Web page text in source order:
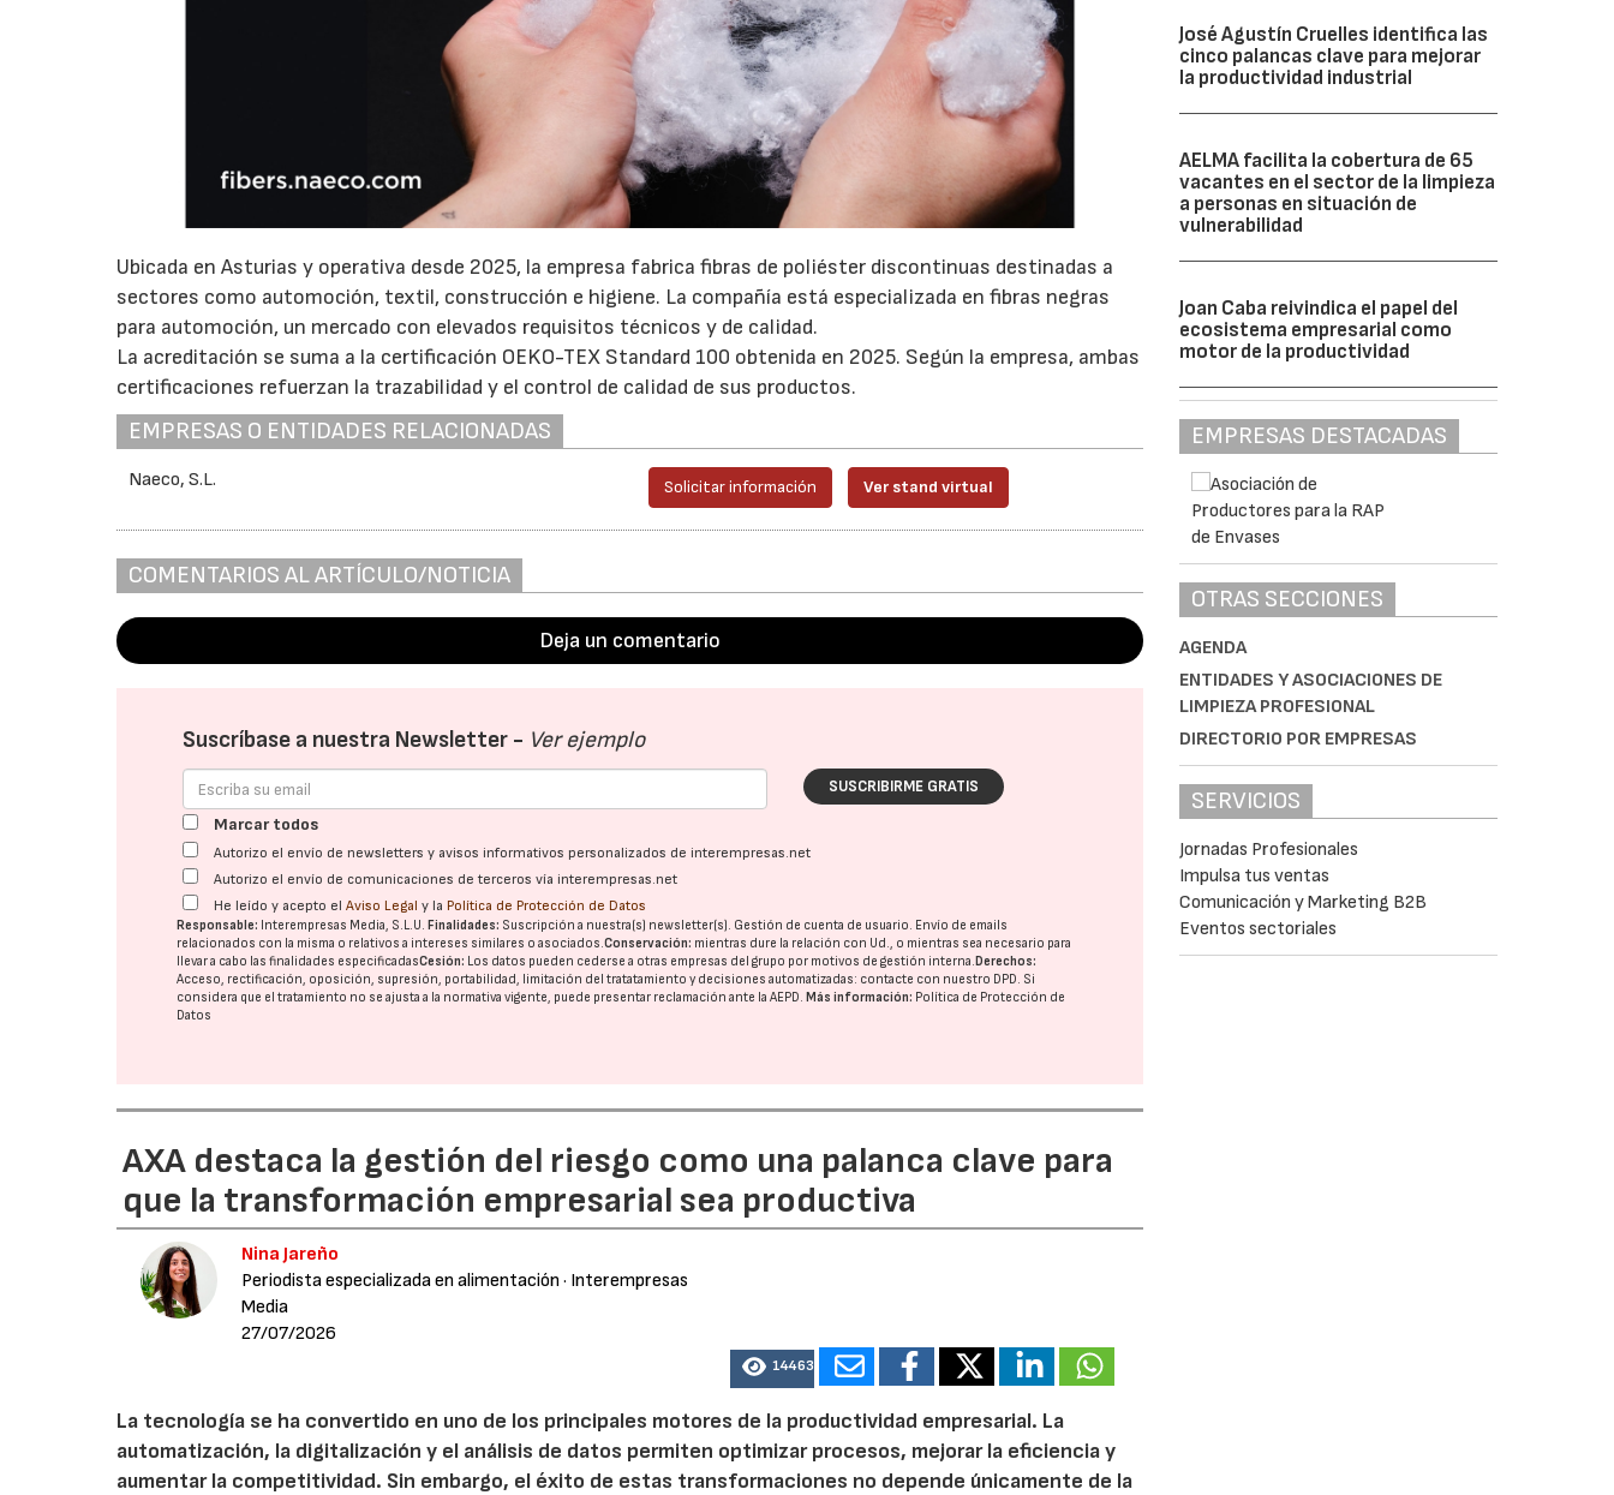
Ubicada en Asturias y operativa desde 2025, la empresa fabrica fibras de poliéster discontinuas destinadas a
sectores como automoción, textil, construcción e higiene. La compañía está especializada en fibras negras
para automoción, un mercado con elevados requisitos técnicos y de calidad.
La acreditación se suma a la certificación OEKO-TEX Standard 100 obtenida en 2025. Según la empresa, ambas
certificaciones refuerzan la trazabilidad y el control de calidad de sus productos.
EMPRESAS O ENTIDADES RELACIONADAS
Naeco, S.L. Solicitar información Ver stand virtual
COMENTARIOS AL ARTÍCULO/NOTICIA
Deja un comentario
Suscríbase a nuestra Newsletter - Ver ejemplo
SUSCRIBIRME GRATIS
Marcar todos
Autorizo el envío de newsletters y avisos informativos personalizados de interempresas.net
Autorizo el envío de comunicaciones de terceros vía interempresas.net
He leído y acepto elAviso Legal y la Política de Protección de Datos
Responsable: Interempresas Media, S.L.U. Finalidades: Suscripción a nuestra(s) newsletter(s). Gestión de cuenta de usuario. Envío de emails
relacionados con la misma o relativos a intereses similares o asociados.Conservación: mientras dure la relación con Ud., o mientras sea necesario para
llevar a cabo las finalidades especificadasCesión: Los datos pueden cederse a otras empresas del grupo por motivos de gestión interna. Derechos:
Acceso, rectificación, oposición, supresión, portabilidad, limitación del tratatamiento y decisiones automatizadas: contacte con nuestro DPD. Si
considera que el tratamiento no se ajusta a la normativa vigente, puede presentar reclamación ante laAEPD. Más información: Política de Protección de
Datos
AXA destaca la gestión del riesgo como una palanca clave para
que la transformación empresarial sea productiva
Nina Jareño
Periodista especializada en alimentación · Interempresas
Media
27/07/2026
14463
La tecnología se ha convertido en uno de los principales motores de la productividad empresarial. La
automatización, la digitalización y el análisis de datos permiten optimizar procesos, mejorar la eficiencia y
aumentar la competitividad. Sin embargo, el éxito de estas transformaciones no depende únicamente de la
José Agustín Cruelles identifica las
cinco palancas clave para mejorar
la productividad industrial
AELMA facilita la cobertura de 65
vacantes en el sector de la limpieza
a personas en situación de
vulnerabilidad
Joan Caba reivindica el papel del
ecosistema empresarial como
motor de la productividad
EMPRESAS DESTACADAS
OTRAS SECCIONES
AGENDA
ENTIDADES Y ASOCIACIONES DE
LIMPIEZA PROFESIONAL
DIRECTORIO POR EMPRESAS
SERVICIOS
Jornadas Profesionales
Impulsa tus ventas
Comunicación y Marketing B2B
Eventos sectoriales